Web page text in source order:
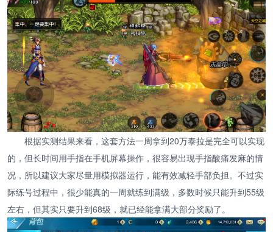
根据实测结果来看，这套方法一周拿到20万泰拉是完全可以实现
的，但长时间用手指在手机屏幕操作，很容易出现手指酸痛发麻的情
况，所以建议大家尽量用模拟器运行，能有效减轻手部负担。不过实
际练号过程中，很少能真的一周就练到满级，多数时候只能升到55级
左右，但其实只要升到68级，就已经能拿满大部分奖励了。